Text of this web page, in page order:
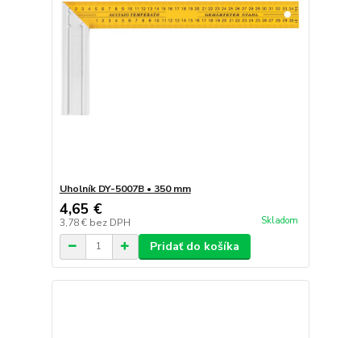
Uholník DY-5007B • 350 mm
4,65 €
3,78 € bez DPH Skladom
Pridať do košíka